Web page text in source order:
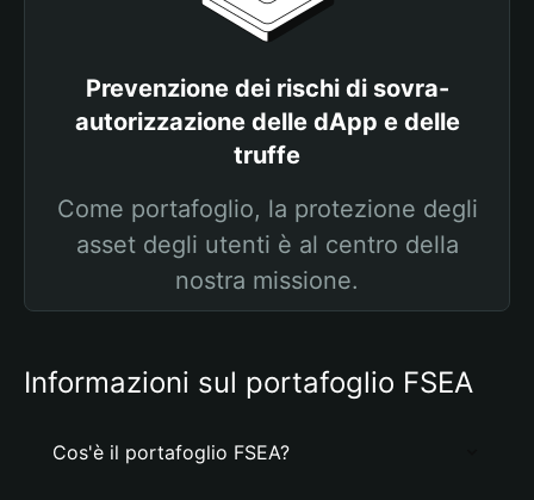
Prevenzione dei rischi di sovra-
autorizzazione delle dApp e delle
truffe
Come portafoglio, la protezione degli
asset degli utenti è al centro della
nostra missione.
Informazioni sul portafoglio FSEA
Cos'è il portafoglio FSEA?